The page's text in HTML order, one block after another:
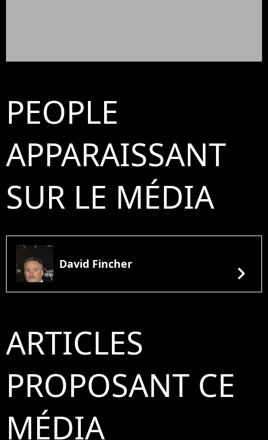
PEOPLE
APPARAISSANT
SUR LE MÉDIA
David Fincher chevron_right
ARTICLES
PROPOSANT CE
MÉDIA